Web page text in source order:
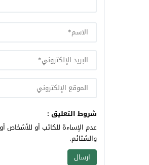
شروط التعليق :
عدم الإساءة للكاتب أو للأشخاص
والشتائم.